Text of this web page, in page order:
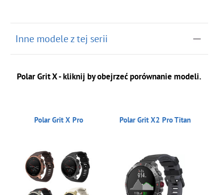
Inne modele z tej serii
Polar Grit X - kliknij by obejrzeć porównanie modeli.
Polar Grit X Pro Polar Grit X2 Pro Titan